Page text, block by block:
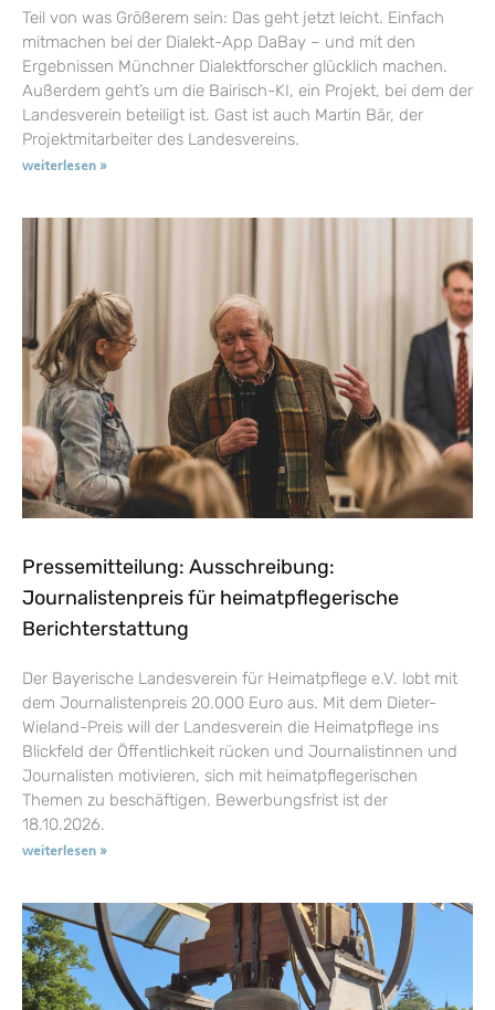
Teil von was Größerem sein: Das geht jetzt leicht. Einfach
mitmachen bei der Dialekt-App DaBay – und mit den
Ergebnissen Münchner Dialektforscher glücklich machen.
Außerdem geht’s um die Bairisch-KI, ein Projekt, bei dem der
Landesverein beteiligt ist. Gast ist auch Martin Bär, der
Projektmitarbeiter des Landesvereins.
weiterlesen »
Pressemitteilung: Ausschreibung:
Journalistenpreis für heimatpflegerische
Berichterstattung
Der Bayerische Landesverein für Heimatpflege e.V. lobt mit
dem Journalistenpreis 20.000 Euro aus. Mit dem Dieter-
Wieland-Preis will der Landesverein die Heimatpflege ins
Blickfeld der Öffentlichkeit rücken und Journalistinnen und
Journalisten motivieren, sich mit heimatpflegerischen
Themen zu beschäftigen. Bewerbungsfrist ist der
18.10.2026.
weiterlesen »